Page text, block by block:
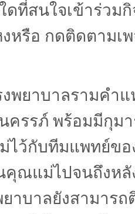
สนใจเข้าร่วมกิ
หรือ กดติดตามเ
งพยาบาลรามค
ครรภ์ พร้อมมีกุม
ไว้กับทีมแพทย์ข
คุณแม่ไปจนถึงห
าบาลยังสามาร